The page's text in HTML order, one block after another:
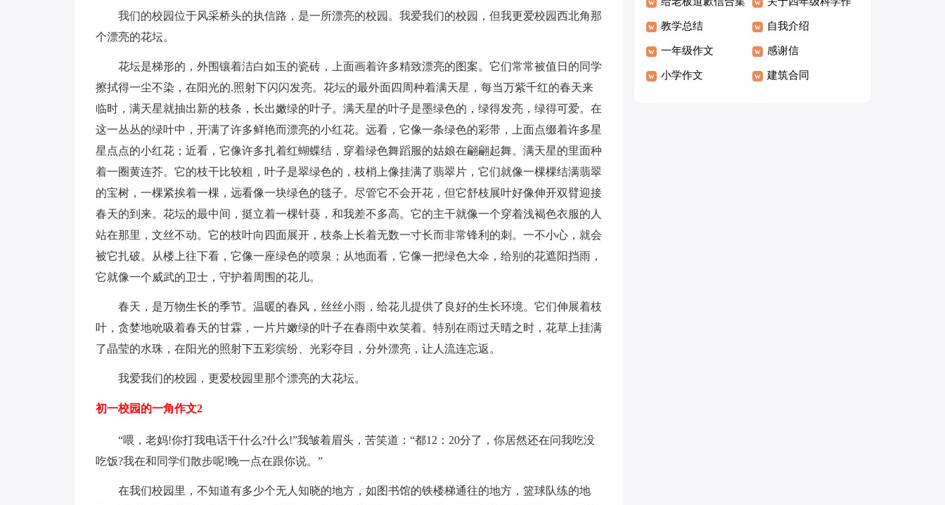
我们的校园位于风采桥头的执信路，是一所漂亮的校园。我爱我们的校园，但我更爱校园西北角那
个漂亮的花坛。
花坛是梯形的，外围镶着洁白如玉的瓷砖，上面画着许多精致漂亮的图案。它们常常被值日的同学
擦拭得一尘不染，在阳光的.照射下闪闪发亮。花坛的最外面四周种着满天星，每当万紫千红的春天来
临时，满天星就抽出新的枝条，长出嫩绿的叶子。满天星的叶子是墨绿色的，绿得发亮，绿得可爱。在
这一丛丛的绿叶中，开满了许多鲜艳而漂亮的小红花。远看，它像一条绿色的彩带，上面点缀着许多星
星点点的小红花；近看，它像许多扎着红蝴蝶结，穿着绿色舞蹈服的姑娘在翩翩起舞。满天星的里面种
着一圈黄连芥。它的枝干比较粗，叶子是翠绿色的，枝梢上像挂满了翡翠片，它们就像一棵棵结满翡翠
的宝树，一棵紧挨着一棵，远看像一块绿色的毯子。尽管它不会开花，但它舒枝展叶好像伸开双臂迎接
春天的到来。花坛的最中间，挺立着一棵针葵，和我差不多高。它的主干就像一个穿着浅褐色衣服的人
站在那里，文丝不动。它的枝叶向四面展开，枝条上长着无数一寸长而非常锋利的刺。一不小心，就会
被它扎破。从楼上往下看，它像一座绿色的喷泉；从地面看，它像一把绿色大伞，给别的花遮阳挡雨，
它就像一个威武的卫士，守护着周围的花儿。
春天，是万物生长的季节。温暖的春风，丝丝小雨，给花儿提供了良好的生长环境。它们伸展着枝
叶，贪婪地吮吸着春天的甘霖，一片片嫩绿的叶子在春雨中欢笑着。特别在雨过天晴之时，花草上挂满
了晶莹的水珠，在阳光的照射下五彩缤纷、光彩夺目，分外漂亮，让人流连忘返。
我爱我们的校园，更爱校园里那个漂亮的大花坛。
初一校园的一角作文2
“喂，老妈!你打我电话干什么?什么!”我皱着眉头，苦笑道：“都12：20分了，你居然还在问我吃没
吃饭?我在和同学们散步呢!晚一点在跟你说。”
在我们校园里，不知道有多少个无人知晓的地方，如图书馆的铁楼梯通往的地方，篮球队练的地
2篇 文300字汇总8篇
教学总结 自我介绍
一年级作文 感谢信
小学作文 建筑合同